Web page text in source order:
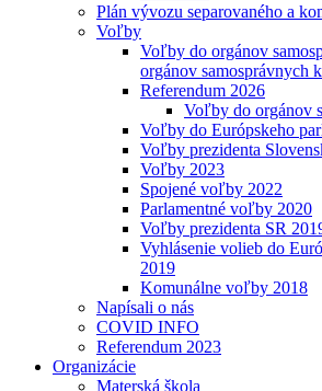
Plán vývozu separovaného a
Voľby
Voľby do orgánov
orgánov samosprávnych
Referendum 2026
Voľby do orgánov
Voľby do Európskeho
Voľby prezidenta
Voľby 2023
Spojené voľby 2022
Parlamentné voľby 2020
Voľby prezidenta SR
Vyhlásenie volieb do
2019
Komunálne voľby 2018
Napísali o nás
COVID INFO
Referendum 2023
Organizácie
Materská škola